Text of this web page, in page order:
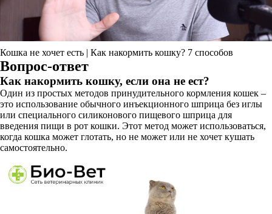
Кошка не хочет есть | Как накормить кошку? 7 способов
Вопрос-ответ
Как накормить кошку, если она не ест?
Один из простых методов принудительного кормления кошек –
это использование обычного инъекционного шприца без иглы
или специального силиконового пищевого шприца для
введения пищи в рот кошки. Этот метод может использоваться,
когда кошка может глотать, но не может или не хочет кушать
самостоятельно.